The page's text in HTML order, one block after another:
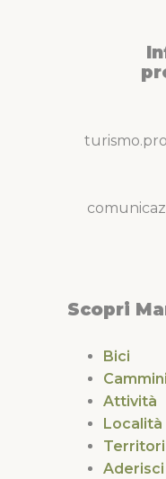
Scopri
Bici
Cammini
Attività
Località
Territori
Aderisci